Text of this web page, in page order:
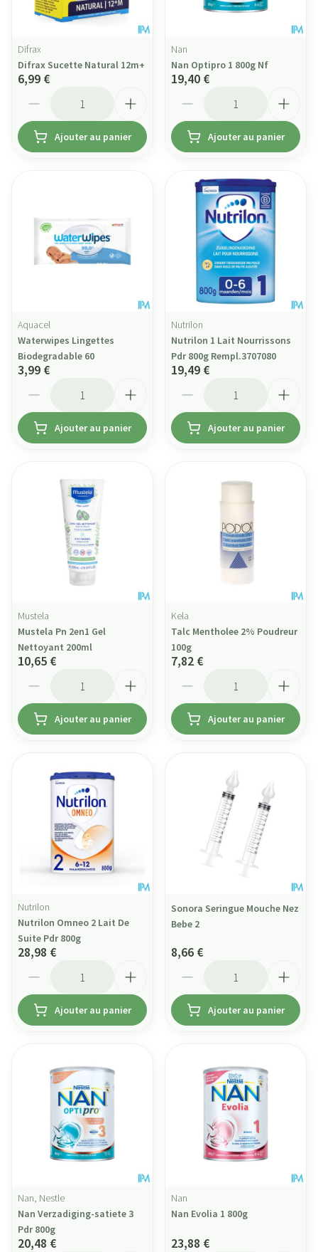
Difrax
Difrax Sucette Natural 12m+
6,99 €
Ajouter au panier
Nan
Nan Optipro 1 800g Nf
19,40 €
Ajouter au panier
Aquacel
Waterwipes Lingettes
Biodegradable 60
3,99 €
Ajouter au panier
Nutrilon
Nutrilon 1 Lait Nourrissons
Pdr 800g Rempl.3707080
19,49 €
Ajouter au panier
Mustela
Mustela Pn 2en1 Gel
Nettoyant 200ml
10,65 €
Ajouter au panier
Kela
Talc Mentholee 2% Poudreur
100g
7,82 €
Ajouter au panier
Nutrilon
Nutrilon Omneo 2 Lait De
Suite Pdr 800g
28,98 €
Ajouter au panier
Sonora Seringue Mouche Nez
Bebe 2
8,66 €
Ajouter au panier
Nan, Nestle
Nan Verzadiging-satiete 3
Pdr 800g
20,48 €
Nan
Nan Evolia 1 800g
23,88 €